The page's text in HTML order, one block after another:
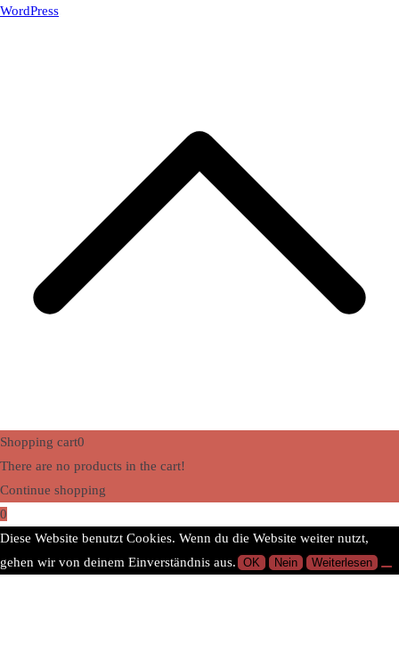
WordPress
Shopping cart0
There are no products in the cart!
Continue shopping
0
Diese Website benutzt Cookies. Wenn du die Website weiter nutzt,
gehen wir von deinem Einverständnis aus. OK Nein Weiterlesen